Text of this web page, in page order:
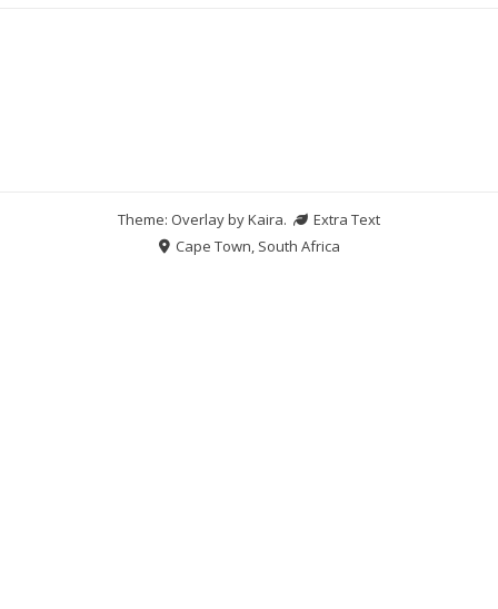
Theme: Overlay byKaira.
Extra Text
Cape Town, South Africa